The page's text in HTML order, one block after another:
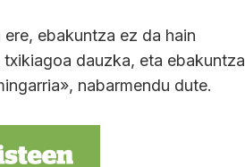
ebakuntza ez da hain
dauzka, eta ebakuntza
nabarmendu dute.